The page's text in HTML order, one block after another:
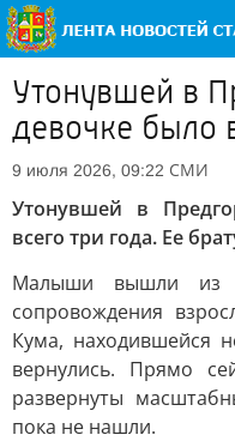
Утонувшей в
девочке было
9 июля 2026, 09:22 СМИ
Утонувшей в
всего три года. Ее
Малыши вышли из
сопровождения
Кума, находившейся
вернулись. Прямо
развернуты
пока не нашли.